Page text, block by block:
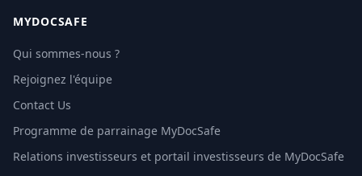
MYDOCSAFE
Qui sommes-nous ?
Rejoignez l'équipe
Contact Us
Programme de parrainage MyDocSafe
Relations investisseurs et portail investisseurs de MyDocSafe